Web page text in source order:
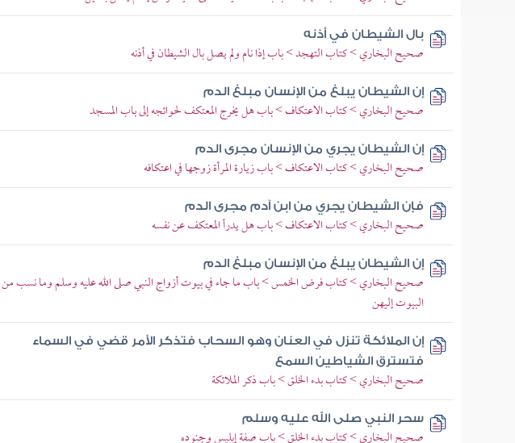
بال الشيطان في أذنه
صحيح البخاري > كتاب التهجد > باب إذا نام ولم يصل بال الشيطان في أذنه
إن الشيطان يبلغ من الإنسان مبلغ الدم
صحيح البخاري > كتاب الاعتكاف > باب هل يخرج المعتكف لحوائجه إلى باب المسجد
إن الشيطان يجري من الإنسان مجرى الدم
صحيح البخاري > كتاب الاعتكاف > باب زيارة المرأة زوجها في اعتكافه
فإن الشيطان يجري من ابن آدم مجرى الدم
صحيح البخاري > كتاب الاعتكاف > باب هل يدرأ المعتكف عن نفسه
إن الشيطان يبلغ من الإنسان مبلغ الدم
صحيح البخاري > كتاب فرض الخمس > باب ما جاء في بيوت أزواج النبي صلى الله عليه وسلم وما نسب من
البيوت إليهن
إن الملائكة تنزل في العنان وهو السحاب فتذكر الأمر قضي في السماء
فتسترق الشياطين السمع
صحيح البخاري > كتاب بدء الخلق > باب ذكر الملائكة
سحر النبي صلى الله عليه وسلم
صحيح البخاري > كتاب بدء الخلق > باب صفة إبليس وجنوده